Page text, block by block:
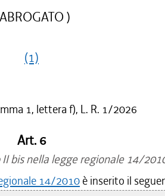
)
(1)
1, lettera f), L. R. 1/2026
Art. 6
bis nella legge regionale 14/
14/2010 è inserito il